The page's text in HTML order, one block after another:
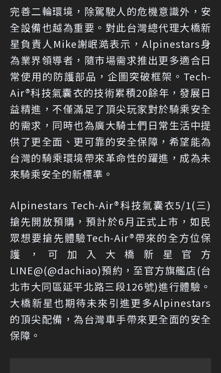
完善二輪環境，除駕駛人的危機意識外，安
全設備也越為重要。對此台灣總代理大橋新
星負責人Mike謝岷澔表示，Alpinestars身
為業界領導者，隨市場需求推出更多適合日
常使用的防護部品，企圖突破框架。Tech-
Air®科技氣囊衣的技術累積20餘年，發展日
益精進，不僅滿足了頂尖玩家對於騎乘安全
的需求，同時也為廣大騎士們日常生活中提
供了更全面、更可靠的安全保障，希望能為
台灣的騎乘環境帶來革命性的躍進，成為未
來騎乘安全的新標準。
Alpinestars Tech-Air®科技氣囊衣5/1(三)
搶先開放預購，預計於6月正式上市，如民
眾想要搶先體驗Tech-Air®帶來的全方位保
護，可加入大橋新星官方
LINE@(@dachiao)預約，至官方旗艦店(台
北市大同區延平北路三段126號)進行體驗。
大橋新星也期待未來引進更多Alpinestars
的頂尖配備，為台灣車手帶來更全面的安全
保障。